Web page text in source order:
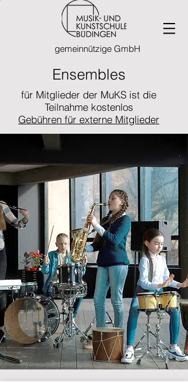
gemeinnützige GmbH
Ensembles
für Mitglieder der MuKS ist die
Teilnahme kostenlos
Gebühren für externe Mitglieder